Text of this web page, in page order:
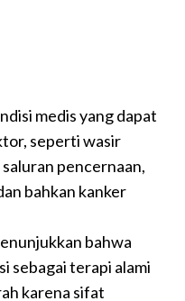
medis yang dapat
seperti wasir
pencernaan,
bahkan kanker
bahwa
sebagai terapi alami
karena sifat